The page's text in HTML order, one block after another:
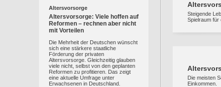
Altersvorsorge
Altersvorsorge: Viele hoffen auf
Reformen – rechnen aber nicht
mit Vorteilen
Die Mehrheit der Deutschen wünscht
sich eine stärkere staatliche
Förderung der privaten
Altersvorsorge. Gleichzeitig glauben
viele nicht, selbst von den geplanten
Reformen zu profitieren. Das zeigt
eine aktuelle Umfrage unter
Erwachsenen in Deutschland.
Steigende
Spielraum für
Die meisten
Einkommen.